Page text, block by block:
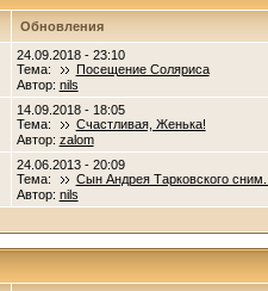
Обновления
24.09.2018 - 23:10
Тема:
Посещение Соляриса
Автор: nils
14.09.2018 - 18:05
Тема:
Счастливая, Женька!
Автор: zalom
24.06.2013 - 20:09
Тема:
Сын Андрея Тарковского сним...
Автор: nils